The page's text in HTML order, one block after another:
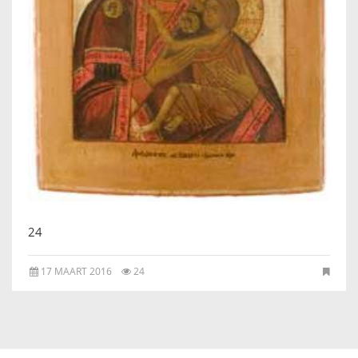
IKONEN, EEN INTRODUCTIE
OVER DE STICHTING
LEXIKON
LINKS
EXPOSITIES
24
17 MAART 2016 24